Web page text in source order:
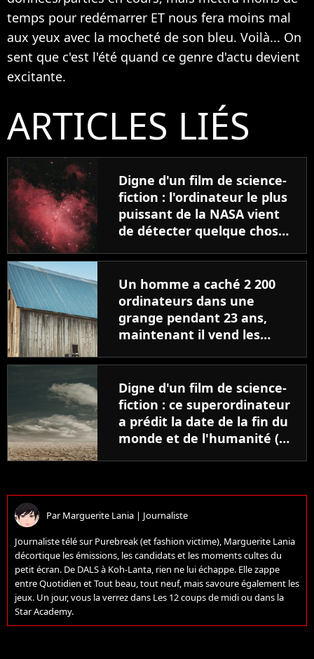
temps pour redémarrer ET nous fera moins mal
aux yeux avec la mocheté de son bleu. Voilà... On
sent que c'est l'été quand ce genre d'actu devient
excitante.
ARTICLES LIÉS
Digne d'un film de science-
fiction : l'ordinateur le plus
puissant de la NASA vient
de détecter quelque chose
Un homme a caché 2 200
ordinateurs dans une
grange pendant 23 ans,
maintenant il vend les
euros
Digne d'un film de science-
fiction : ce superordinateur
a prédit la date de la fin du
monde et de l'humanité (et
ParMarguerite Lania | Journaliste
Journaliste télé sur Purebreak (et fashion victime), Marguerite Lania
décortique les émissions, les candidats et les moments cultes du
petit écran. De DALS à Koh-Lanta, rien ne lui échappe. Elle zappe
entre Quotidien et Tout beau, tout neuf, mais savoure également les
jeux. Un jour, vous la verrez dans Les 12 coups de midi ou dans la
Star Academy.